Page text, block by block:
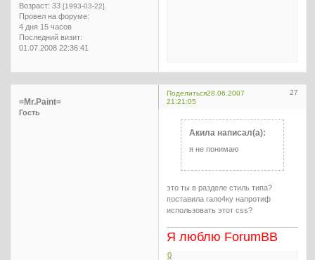
Возраст: 33 [1993-03-22]
Провел на форуме:
4 дня 15 часов
Последний визит:
01.07.2008 22:36:41
Поделиться 27
28.06.2007
21:21:05
=Mr.Paint=
Гость
Акила написал(а):
я не понимаю
это ты в разделе стиль типа?
поставила гало4ку напротиф
использовать этот css?
Я люблю ForumBB
0